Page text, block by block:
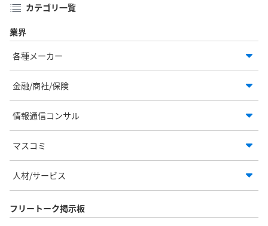
カテゴリ一覧
業界
各種メーカー
金融/商社/保険
情報通信コンサル
マスコミ
人材/サービス
フリートーク掲示板